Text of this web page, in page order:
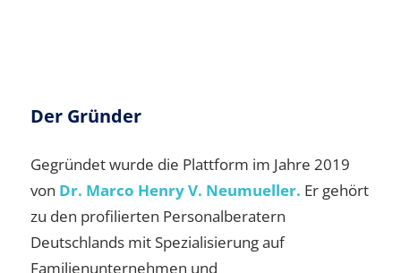
Der Gründer
Gegründet wurde die Plattform im Jahre 2019
von Dr. Marco Henry V. Neumueller. Er gehört
zu den profilierten Personalberatern
Deutschlands mit Spezialisierung auf
Familienunternehmen und